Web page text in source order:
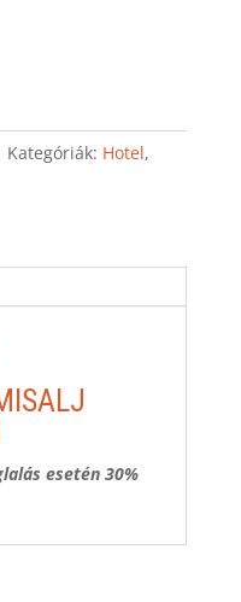
Kategóriák: Hotel,
esetén 30%